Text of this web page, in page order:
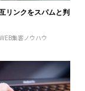
リンクをスパムと判
WEB集客ノウハウ